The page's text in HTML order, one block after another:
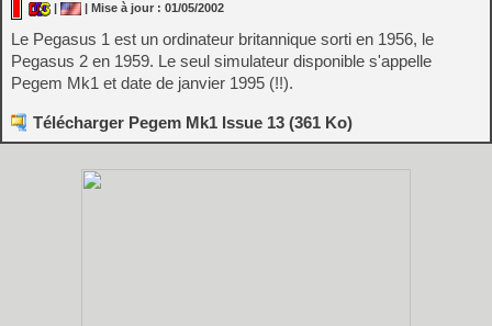
| | Mise à jour : 01/05/2002
Le Pegasus 1 est un ordinateur britannique sorti en 1956, le
Pegasus 2 en 1959. Le seul simulateur disponible s'appelle
Pegem Mk1 et date de janvier 1995 (!!).
Télécharger Pegem Mk1 Issue 13 (361 Ko)